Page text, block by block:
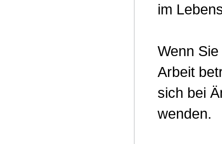
im
Wenn
Arbeit
sich bei
wenden.